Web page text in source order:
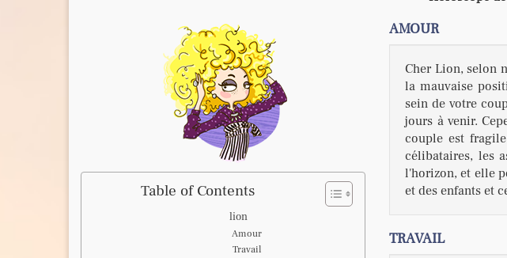
Table of Contents
lion
Amour
Travail
AMOUR
Cher Lion, selon
la mauvaise
sein de votre
jours à venir.
couple est
célibataires, les
l'horizon, et elle
et des enfants et
TRAVAIL